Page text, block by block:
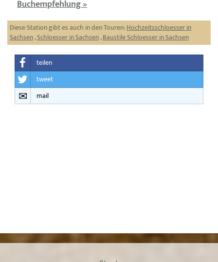
Buchempfehlung »
Diese Station gibt es auch in den Touren:Hochzeitsschloesser in
Sachsen,Schloesser in Sachsen,Baustile Schloesser in Sachsen
teilen
tweet
mail